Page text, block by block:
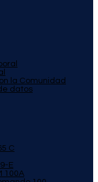
la Comunidad
datos
C
E
100A